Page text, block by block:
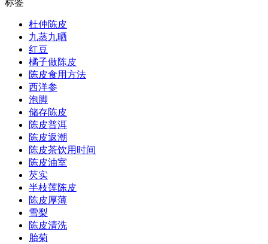
标签
杜仲陈皮
九蒸九晒
红豆
橘子做陈皮
陈皮食用方法
西洋参
泡脚
储存陈皮
陈皮普洱
陈皮返潮
陈皮茶饮用时间
陈皮油室
芡实
半枝莲陈皮
陈皮厚薄
雪梨
陈皮清洗
胎菊